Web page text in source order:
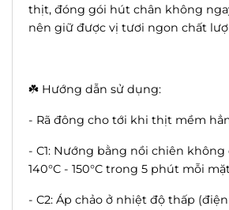
thịt, đóng gói hút chân không
nên giữ được vị tươi ngon chất
☘️ Hướng dẫn sử dụng:
- Rã đông cho tới khi thịt mềm
- C1: Nướng bằng nồi chiên
140°C - 150°C trong 5 phút mỗi
- C2: Áp chảo ở nhiệt độ thấp